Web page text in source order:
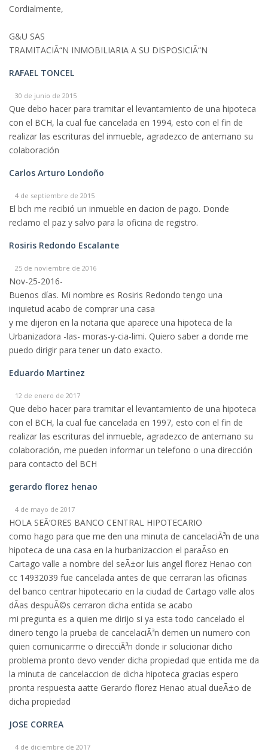
Cordialmente,
G&U SAS
TRAMITACIÃ“N INMOBILIARIA A SU DISPOSICIÃ“N
RAFAEL TONCEL
30 de junio de 2015
Que debo hacer para tramitar el levantamiento de una hipoteca
con el BCH, la cual fue cancelada en 1994, esto con el fin de
realizar las escrituras del inmueble, agradezco de antemano su
colaboración
Carlos Arturo Londoño
4 de septiembre de 2015
El bch me recibió un inmueble en dacion de pago. Donde
reclamo el paz y salvo para la oficina de registro.
Rosiris Redondo Escalante
25 de noviembre de 2016
Nov-25-2016-
Buenos días. Mi nombre es Rosiris Redondo tengo una
inquietud acabo de comprar una casa
y me dijeron en la notaria que aparece una hipoteca de la
Urbanizadora -las- moras-y-cia-limi. Quiero saber a donde me
puedo dirigir para tener un dato exacto.
Eduardo Martinez
12 de enero de 2017
Que debo hacer para tramitar el levantamiento de una hipoteca
con el BCH, la cual fue cancelada en 1997, esto con el fin de
realizar las escrituras del inmueble, agradezco de antemano su
colaboración, me pueden informar un telefono o una dirección
para contacto del BCH
gerardo florez henao
4 de mayo de 2017
HOLA SEÃ‘ORES BANCO CENTRAL HIPOTECARIO
como hago para que me den una minuta de cancelaciÃ³n de una
hipoteca de una casa en la hurbanizaccion el paraÃ­so en
Cartago valle a nombre del seÃ±or luis angel florez Henao con
cc 14932039 fue cancelada antes de que cerraran las oficinas
del banco centrar hipotecario en la ciudad de Cartago valle alos
dÃ­as despuÃ©s cerraron dicha entida se acabo
mi pregunta es a quien me dirijo si ya esta todo cancelado el
dinero tengo la prueba de cancelaciÃ³n demen un numero con
quien comunicarme o direcciÃ³n donde ir solucionar dicho
problema pronto devo vender dicha propiedad que entida me da
la minuta de cancelaccion de dicha hipoteca gracias espero
pronta respuesta aatte Gerardo florez Henao atual dueÃ±o de
dicha propiedad
JOSE CORREA
4 de diciembre de 2017